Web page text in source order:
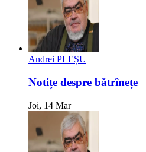
Andrei PLEȘU
Notițe despre bătrînețe
Joi, 14 Mar